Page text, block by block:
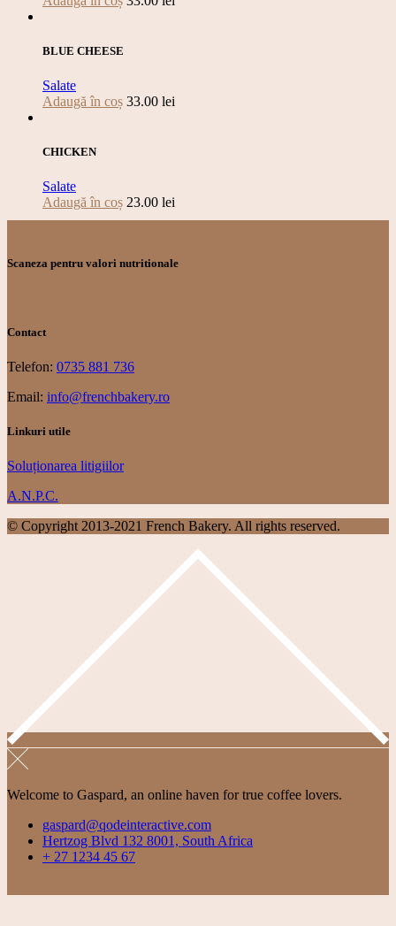
BLUE CHEESE
Salate
Adaugă în coș 33.00 lei
CHICKEN
Salate
Adaugă în coș 23.00 lei
Scaneza pentru valori nutritionale
Contact
Telefon: 0735 881 736
Email: info@frenchbakery.ro
Linkuri utile
Soluționarea litigiilor
A.N.P.C.
© Copyright 2013-2021 French Bakery. All rights reserved.
Welcome to Gaspard, an online haven for true coffee lovers.
gaspard@qodeinteractive.com
Hertzog Blvd 132 8001, South Africa
+ 27 1234 45 67